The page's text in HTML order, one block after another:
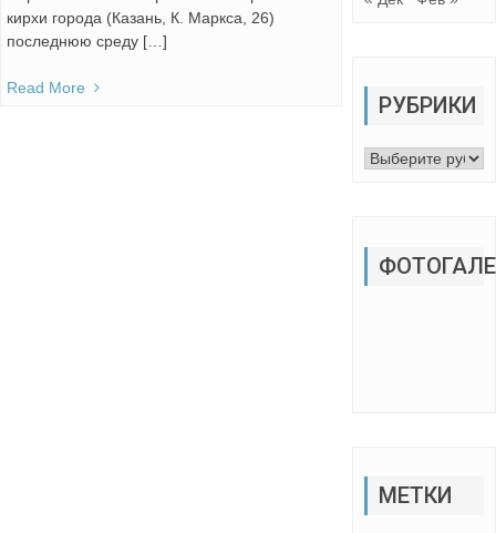
кирхи города (Казань, К. Маркса, 26)
последнюю среду […]
Read More
РУБРИКИ
Рубрики
МЕТКИ